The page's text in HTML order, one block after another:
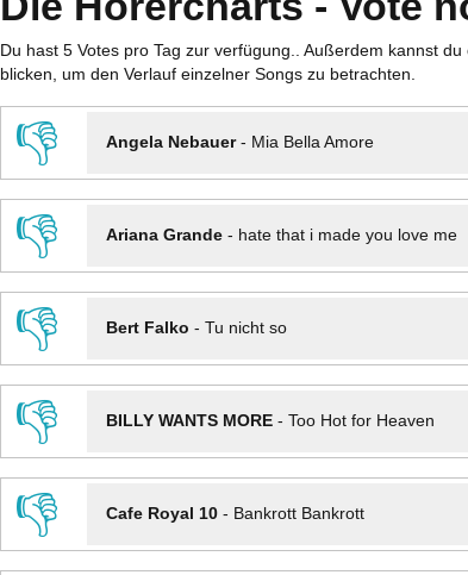
Du hast 5 Votes pro Tag zur verfügung.. Außerdem kannst du
blicken, um den Verlauf einzelner Songs zu betrachten.
👎 Angela Nebauer- Mia Bella Amore
👎
Ariana Grande- hate that i made you love me
👎
Bert Falko - Tu nicht so
👎
BILLY WANTS MORE- Too Hot for Heaven
👎
Cafe Royal 10- Bankrott Bankrott